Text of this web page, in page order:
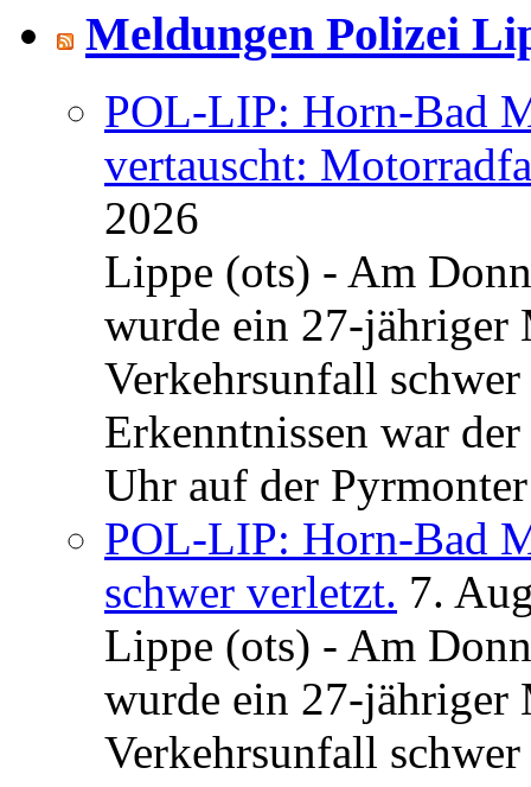
Meldungen Polizei
POL-LIP: Horn-Bad
vertauscht:
2026
Lippe (ots) - Am
wurde ein 27-jähriger
Verkehrsunfall
Erkenntnissen war
Uhr auf der
POL-LIP: Horn-Bad
schwer verletzt. 7.
Lippe (ots) - Am
wurde ein 27-jähriger
Verkehrsunfall